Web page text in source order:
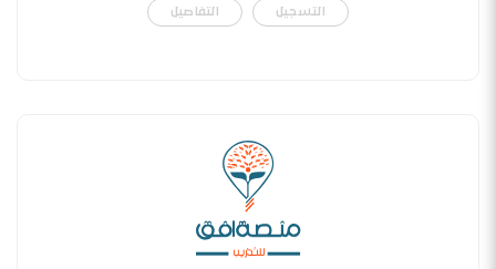
التسجيل التفاصيل